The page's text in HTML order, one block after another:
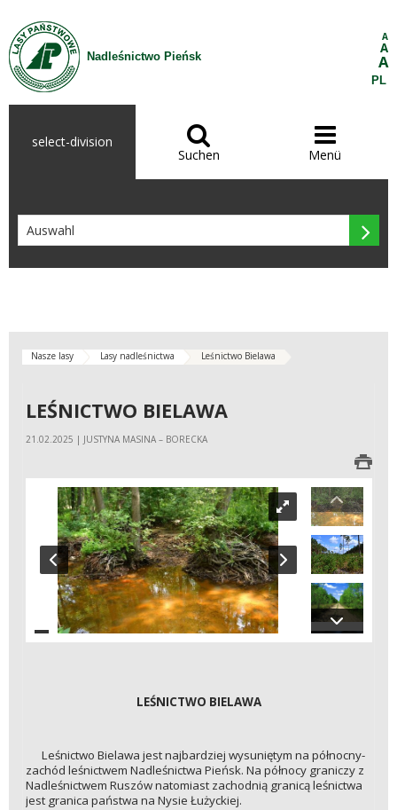
Zum Inhalt wechseln
Nadleśnictwo Pieńsk
A
A
A
PL
select-division 
Suchen

Menü

Nasze lasy Lasy nadleśnictwa Leśnictwo Bielawa
LEŚNICTWO BIELAWA
21.02.2025 | JUSTYNA MASINA – BORECKA
LEŚNICTWO BIELAWA
Leśnictwo Bielawa jest najbardziej wysuniętym na północny-
zachód leśnictwem Nadleśnictwa Pieńsk. Na północy graniczy z
Nadleśnictwem Ruszów natomiast zachodnią granicą leśnictwa
jest granica państwa na Nysie Łużyckiej.